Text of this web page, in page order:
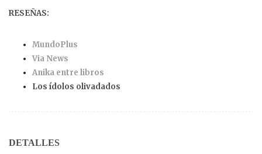
RESEÑAS:
MundoPlus
Via News
Anika entre libros
Los ídolos olivadados
DETALLES